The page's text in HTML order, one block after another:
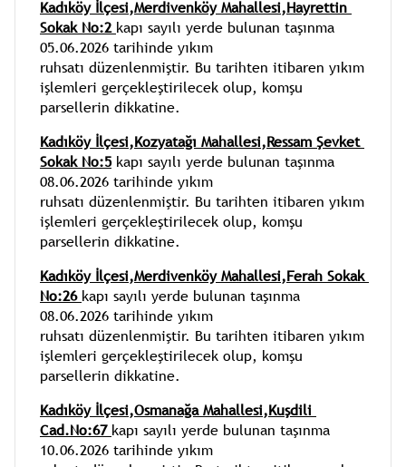
Kadıköy İlçesi,Merdivenköy Mahallesi,Hayrettin
Sokak No:2 kapı sayılı yerde bulunan taşınma
05.06.2026 tarihinde yıkım
ruhsatı düzenlenmiştir. Bu tarihten itibaren yıkım
işlemleri gerçekleştirilecek olup, komşu
parsellerin dikkatine.
Kadıköy İlçesi,Kozyatağı Mahallesi,Ressam Şevket
Sokak No:5 kapı sayılı yerde bulunan taşınma
08.06.2026 tarihinde yıkım
ruhsatı düzenlenmiştir. Bu tarihten itibaren yıkım
işlemleri gerçekleştirilecek olup, komşu
parsellerin dikkatine.
Kadıköy İlçesi,Merdivenköy Mahallesi,Ferah Sokak
No:26 kapı sayılı yerde bulunan taşınma
08.06.2026 tarihinde yıkım
ruhsatı düzenlenmiştir. Bu tarihten itibaren yıkım
işlemleri gerçekleştirilecek olup, komşu
parsellerin dikkatine.
Kadıköy İlçesi,Osmanağa Mahallesi,Kuşdili
Cad.No:67 kapı sayılı yerde bulunan taşınma
10.06.2026 tarihinde yıkım